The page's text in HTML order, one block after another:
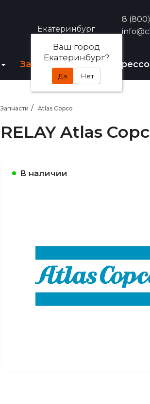
Екатеринбург
Ваш город
Екатеринбург?
Да Нет
8
Запчасти БУ-
Запчасти Atlas Copco
RELAY Atlas
В наличии